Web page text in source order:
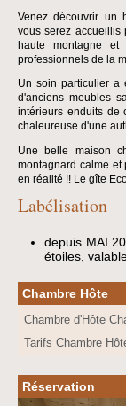
Venez découvrir un
vous serez accueillis
haute montagne et
professionnels de la
Un soin particulier a
d'anciens meubles
intérieurs enduits de
chaleureuse d'une
Une belle maison
montagnard calme et
en réalité !! Le gîte
Labélisation
depuis MAI
étoiles,
Chambre Hôte
Chambre d'Hôte
Tarifs Chambre
Réservation